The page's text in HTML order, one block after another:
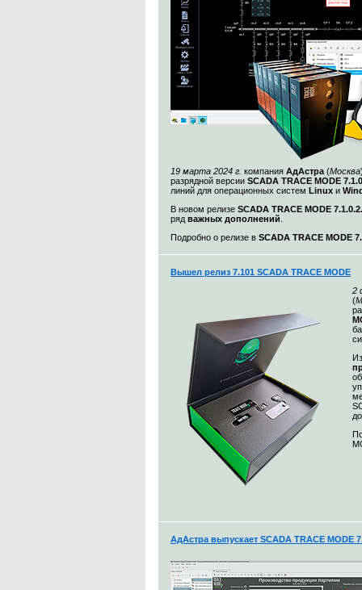
19 марта 2024 г. компания АдАстра (Москва
разрядной версии SCADA TRACE MODE
линий для операционных систем Linux и
В новом релизе SCADA TRACE MODE 7.1.0.2.
ряд важных дополнений
Подробно о релизе в SCADA TRACE MODE
Вышел релиз 7.101 SCADA TRACE MODE
2
(
АдАстра выпускает SCADA TRACE MODE